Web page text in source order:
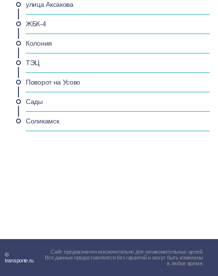
улица Аксакова
ЖБК-4
Колония
ТЭЦ
Поворот на Усово
Сады
Соликамск
©
transporte.ru
Сайт предназначен исключительно для ознакомительных целей.
Все данные предоставляются без гарантий и могут быть изменены
в любое время.